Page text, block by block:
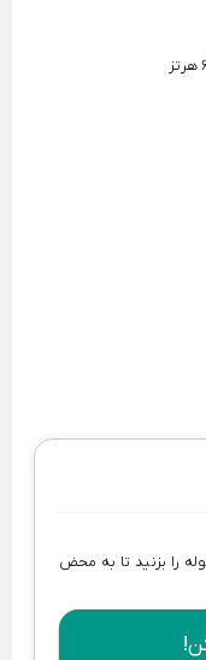
را بزنید تا به محض